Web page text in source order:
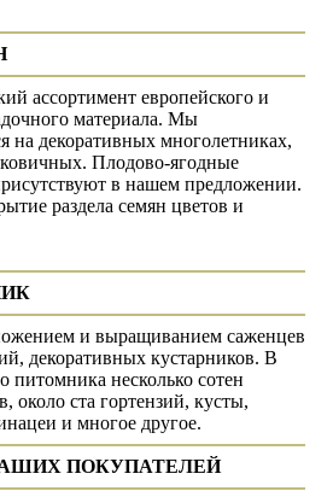
ассортимент европейского и
материала. Мы
на декоративных многолетниках,
Плодово-ягодные
в нашем предложении.
раздела семян цветов и
и выращиванием саженцев
декоративных кустарников. В
питомника несколько сотен
около ста гортензий, кусты,
и многое другое.
ПОКУПАТЕЛЕЙ